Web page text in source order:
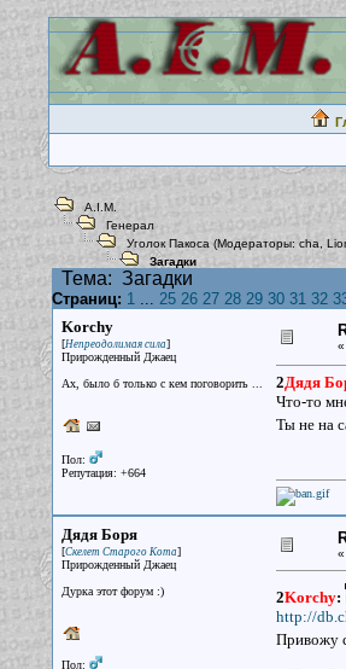
A.I.M.
Генерал
Уголок Пакоса (Модераторы:cha
Загадки
Тема: Загадки
Страниц: 1... 25 26 27 28 29 30 31 32
Korchy
[Непреодолимая сила]
Прирожденный Джаец
Ах, было б только с кем поговорить ...
Пол:
Репутация: +664
«
2Дядя
Что-то
Ты не на
Дядя Боря
[Скелет Старого Кота]
Прирожденный Джаец
Дурка этот форум :)
Пол:
«
2Korchy:
http://
Привожу